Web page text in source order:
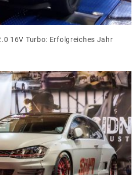
16V Turbo: Erfolgreiches Jahr